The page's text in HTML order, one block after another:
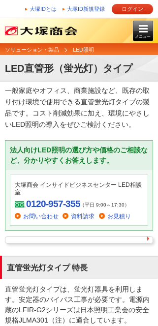
大塚IDとは 大塚ID新規登録 ログイン
メニュー
ソリューション・製品 LED照明
LED直管形（蛍光灯）タイプ
一般家庭やオフィス、商業施設など、既存の取
り付け環境で使用できる直管蛍光灯タイプの製
品です。コスト削減効果に加え、環境にやさし
いLED照明の導入をぜひご検討ください。
法人向けLED照明の選び方や価格のご相談な
ど、分かりやすくお答えします。
大塚商会 インサイドビジネスセンター LED相談
室
0120-957-355（平日 9:00～17:30）
お問い合わせ 資料請求 お見積り
直管蛍光灯タイプ 特長
直管蛍光灯タイプは、蛍光灯器具を利用しま
す。安定器のバイパス工事が必要です。電源内
蔵のLFIR-G2シリーズは日本照明工業会の安全
規格JLMA301（注）に適合しています。